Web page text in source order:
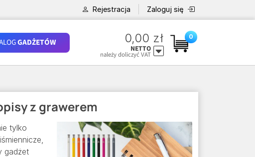
Rejestracja Zaloguj się
GADŻETÓW 0,00 zł
NETTO
należy doliczyć VAT
0
z grawerem
tylko
gadżet